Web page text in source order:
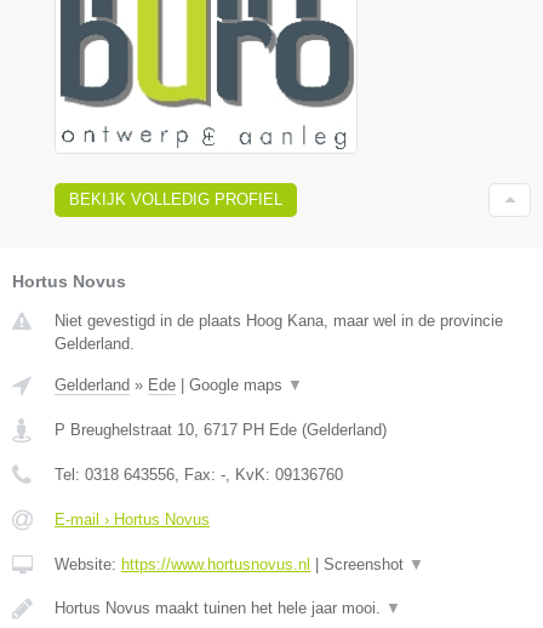
BEKIJK VOLLEDIG PROFIEL
Hortus Novus
Niet gevestigd in de plaats Hoog Kana, maar wel in de provincie
Gelderland.
Gelderland » Ede Google maps ▼
P Breughelstraat 10, 6717 PH Ede (Gelderland)
Tel: 0318 643556, Fax: -, KvK: 09136760
E-mail › Hortus Novus
Website: https://www.hortusnovus.nl Screenshot ▼
Hortus Novus maakt tuinen het hele jaar mooi. ▼